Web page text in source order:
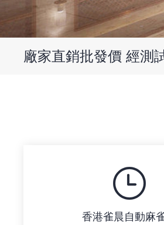
廠家直銷批發價 經測
香港雀晨自動麻